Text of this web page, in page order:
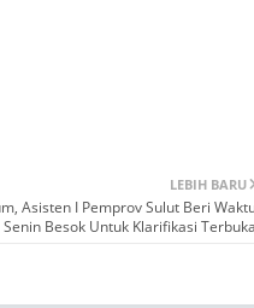
LEBIH BARU
Asisten I Pemprov Sulut Beri
Besok Untuk Klarifikasi Terbuka